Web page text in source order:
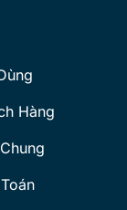
Hàng